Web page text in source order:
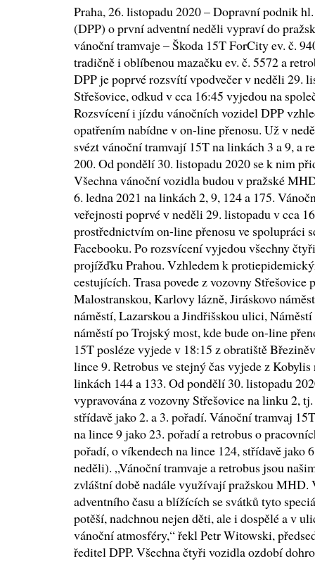
Praha, 26. listopadu 2020 – Dopravní podnik
(DPP) o první adventní neděli vypraví do
vánoční tramvaje – Škoda 15T ForCity ev. č.
tradičně i oblíbenou mazačku ev. č. 5572 a
DPP je poprvé rozsvítí vpodvečer v neděli 29.
Střešovice, odkud v cca 16:45 vyjedou na
Rozsvícení i jízdu vánočních vozidel DPP
opatřením nabídne v on-line přenosu. Už v
svézt vánoční tramvají 15T na linkách 3 a 9, a
200. Od pondělí 30. listopadu 2020 se k nim
Všechna vánoční vozidla budou v pražské
6. ledna 2021 na linkách 2, 9, 124 a 175.
veřejnosti poprvé v neděli 29. listopadu v cca
prostřednictvím on-line přenosu ve spolupráci
Facebooku. Po rozsvícení vyjedou všechny
projížďku Prahou. Vzhledem k
cestujících. Trasa povede z vozovny Střešovice
Malostranskou, Karlovy lázně, Jiráskovo
náměstí, Lazarskou a Jindřišskou ulici,
náměstí po Trojský most, kde bude on-line
15T posléze vyjede v 18:15 z obratiště
lince 9. Retrobus ve stejný čas vyjede z
linkách 144 a 133. Od pondělí 30. listopadu
vypravována z vozovny Střešovice na linku 2,
střídavě jako 2. a 3. pořadí. Vánoční tramvaj
na lince 9 jako 23. pořadí a retrobus o
pořadí, o víkendech na lince 124, střídavě jako
neděli). „Vánoční tramvaje a retrobus jsou
zvláštní době nadále využívají pražskou MHD.
adventního času a blížících se svátků tyto
potěší, nadchnou nejen děti, ale i dospělé a v
vánoční atmosféry,“ řekl Petr Witowski,
ředitel DPP. Všechna čtyři vozidla ozdobí